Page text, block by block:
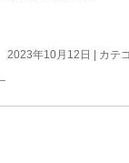
2023年10月12日
カテ